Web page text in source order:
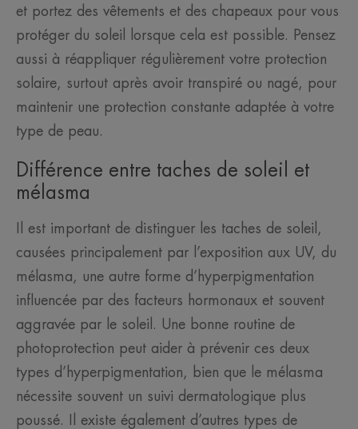
et portez des vêtements et des chapeaux pour vous
protéger du soleil lorsque cela est possible. Pensez
aussi à réappliquer régulièrement votre protection
solaire, surtout après avoir transpiré ou nagé, pour
maintenir une protection constante adaptée à votre
type de peau.
Différence entre taches de soleil et
mélasma
Il est important de distinguer les taches de soleil,
causées principalement par l’exposition aux UV, du
mélasma, une autre forme d’hyperpigmentation
influencée par des facteurs hormonaux et souvent
aggravée par le soleil. Une bonne routine de
photoprotection peut aider à prévenir ces deux
types d’hyperpigmentation, bien que le mélasma
nécessite souvent un suivi dermatologique plus
poussé. Il existe également d’autres types de